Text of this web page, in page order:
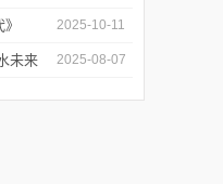
”榜单
2025-10-11
未来 2025-08-07